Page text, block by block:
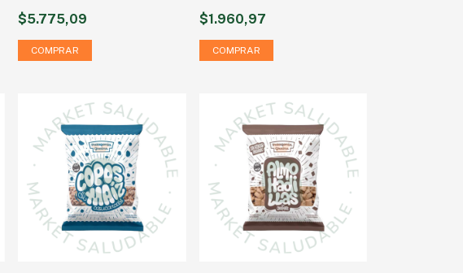
$5.775,09 $1.960,97